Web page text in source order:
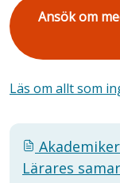
Ansök om
Läs om allt som
Lärares